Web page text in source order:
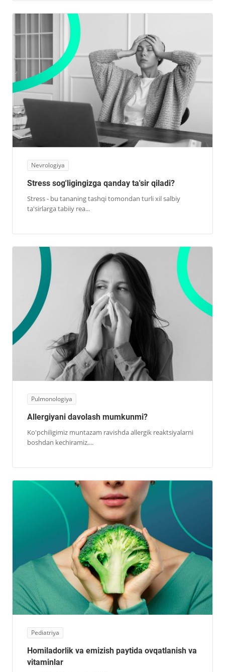
Nevrologiya
Stress - bu tananing tashqi tomondan turli xil salbiy
ta'sirlarga tabiiy rea...
Stress sog'ligingizga qanday ta'sir qiladi?
Pulmonologiya
Ko'pchiligimiz muntazam ravishda allergik reaktsiyalarni
boshdan kechiramiz,...
Allergiyani davolash mumkunmi?
Pediatriya
Homiladorlik va emizish paytida ovqatlanish va
vitaminlar